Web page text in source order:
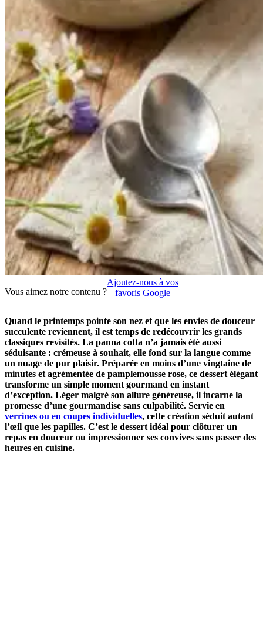
Vous aimez notre contenu ?
Ajoutez-nous à vos
favoris Google
Quand le printemps pointe son nez et que les envies de douceur
succulente reviennent, il est temps de redécouvrir les grands
classiques revisités. La panna cotta n’a jamais été aussi
séduisante : crémeuse à souhait, elle fond sur la langue comme
un nuage de pur plaisir. Préparée en moins d’une vingtaine de
minutes et agrémentée de pamplemousse rose, ce dessert élégant
transforme un simple moment gourmand en instant
d’exception. Léger malgré son allure généreuse, il incarne la
promesse d’une gourmandise sans culpabilité. Servie en
verrines ou en coupes individuelles, cette création séduit autant
l’œil que les papilles. C’est le dessert idéal pour clôturer un
repas en douceur ou impressionner ses convives sans passer des
heures en cuisine.